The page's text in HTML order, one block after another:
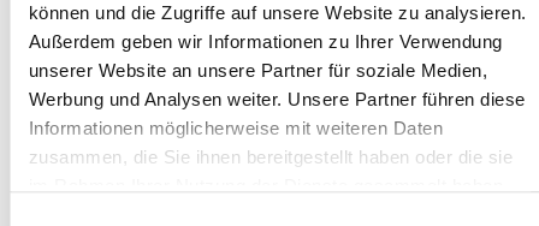
können und die Zugriffe auf unsere Website zu analysieren.
Außerdem geben wir Informationen zu Ihrer Verwendung
unserer Website an unsere Partner für soziale Medien,
Werbung und Analysen weiter. Unsere Partner führen diese
Informationen möglicherweise mit weiteren Daten
zusammen, die Sie ihnen bereitgestellt haben oder die sie
Beteiligung der Öffentlichkeit an der
Ausweisung von
18.02.21: Es gibt ja diese Unerschrockenen, die sogar Eisbaden
genießen. Die meisten von uns kriegen zurzeit wohl eher eine